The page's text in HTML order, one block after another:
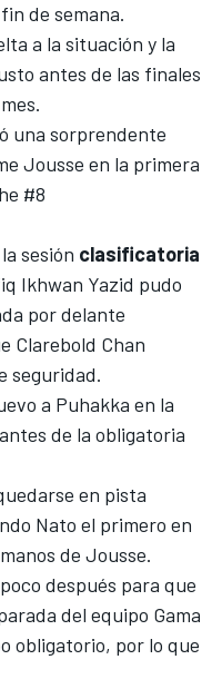
de semana.
a la situación y la
antes de las finales
una sorprendente
Jousse en la primera
#8
sesión clasificatoria
Ikhwan Yazid pudo
por delante
Clarebold Chan
seguridad.
a Puhakka en la
de la obligatoria
en pista
Nato el primero en
de Jousse.
después para que
del equipo Gama
obligatorio, por lo que